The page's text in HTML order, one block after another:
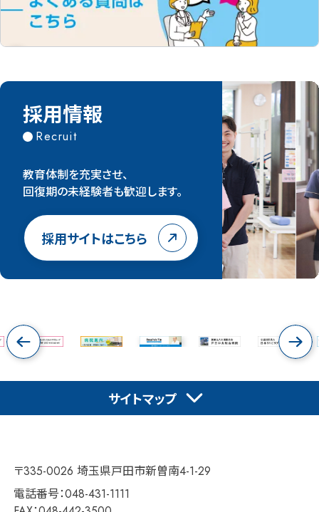
採用情報
Recruit
教育体制を充実させ、
回復期の未経験者も歓迎します。
採用サイトはこちら
サイトマップ
〒335-0026 埼玉県戸田市新曽南4-1-29
電話番号：048-431-1111